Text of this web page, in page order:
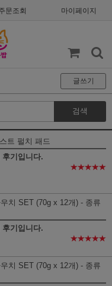
문조회 마이페이지
글쓰기
검색
트 펄치 패드
후기입니다.
★★★★★
치 SET (70g x 12개) - 종류
후기입니다.
★★★★★
치 SET (70g x 12개) - 종류